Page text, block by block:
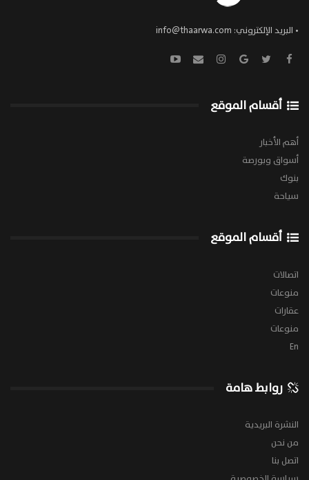
• البريد الإلكتروني: info@thaarwa.com
أقسام الموقع
أهم الأخبار
أسواق وبورصة
بنوك
سياحة
أقسام الموقع
اتصالات
منوعات
عقارات
منوعات
En
روابط هامة
النشرة البريدية
من نحن
اتصل بنا